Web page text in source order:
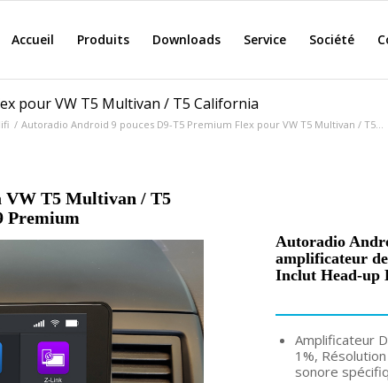
Accueil Produits Downloads Service Société
pour VW T5 Multivan / T5 California
/ Autoradio Android 9 pouces D9-T5 Premium Flex pour VW T5 Multivan / T5...
VW T5 Multivan / T5
Premium
Autoradio
amplificateur
Inclut Head-up
Amplificateur
1%,
sonore